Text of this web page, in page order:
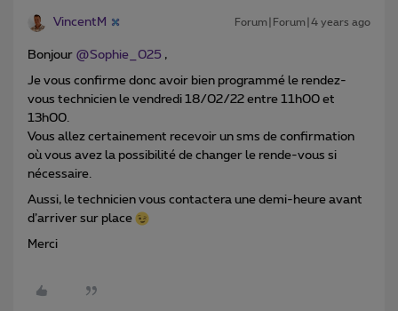
VincentM Forum|Forum|4 years ago
Bonjour @Sophie_025 ,
Je vous confirme donc avoir bien programmé le rendez-
vous technicien le vendredi 18/02/22 entre 11h00 et
13h00.
Vous allez certainement recevoir un sms de confirmation
où vous avez la possibilité de changer le rende-vous si
nécessaire.
Aussi, le technicien vous contactera une demi-heure avant
d’arriver sur place
Merci